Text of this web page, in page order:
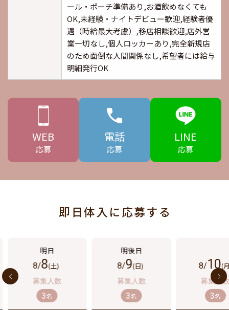
ール・ポーチ準備あり,お酒飲めなくても
OK,未経験・ナイトデビュー歓迎,経験者優
遇（時給最大考慮）,移店相談歓迎,店外営
業一切なし,個人ロッカーあり,完全新規店
のため面倒な人間関係なし,希望者には給与
明細発行OK
WEB
応募
電話
応募
LINE
応募
即日体入に応募する
8/8(土)
3名
8/9(日)
3名
8/10(
3名